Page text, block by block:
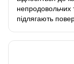
непродовольчих
підлягають